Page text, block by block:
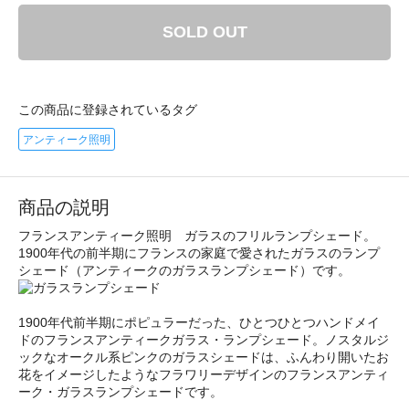
SOLD OUT
この商品に登録されているタグ
アンティーク照明
商品の説明
フランスアンティーク照明 ガラスのフリルランプシェード。
1900年代の前半期にフランスの家庭で愛されたガラスのランプ
シェード（アンティークのガラスランプシェード）です。
1900年代前半期にポピュラーだった、ひとつひとつハンドメイ
ドのフランスアンティークガラス・ランプシェード。ノスタルジ
ックなオークル系ピンクのガラスシェードは、ふんわり開いたお
花をイメージしたようなフラワリーデザインのフランスアンティ
ーク・ガラスランプシェードです。